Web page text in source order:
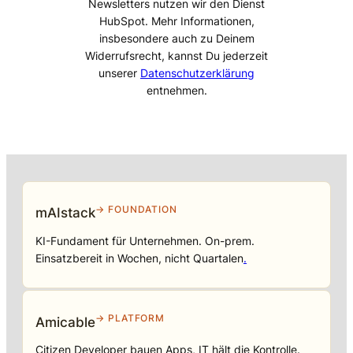
Newsletters nutzen wir den Dienst
HubSpot. Mehr Informationen,
insbesondere auch zu Deinem
Widerrufsrecht, kannst Du jederzeit
unserer Datenschutzerklärung
entnehmen.
mAIstack→ FOUNDATION
KI-Fundament für Unternehmen. On-prem.
Einsatzbereit in Wochen, nicht Quartalen.
Amicable→ PLATFORM
Citizen Developer bauen Apps, IT hält die Kontrolle.